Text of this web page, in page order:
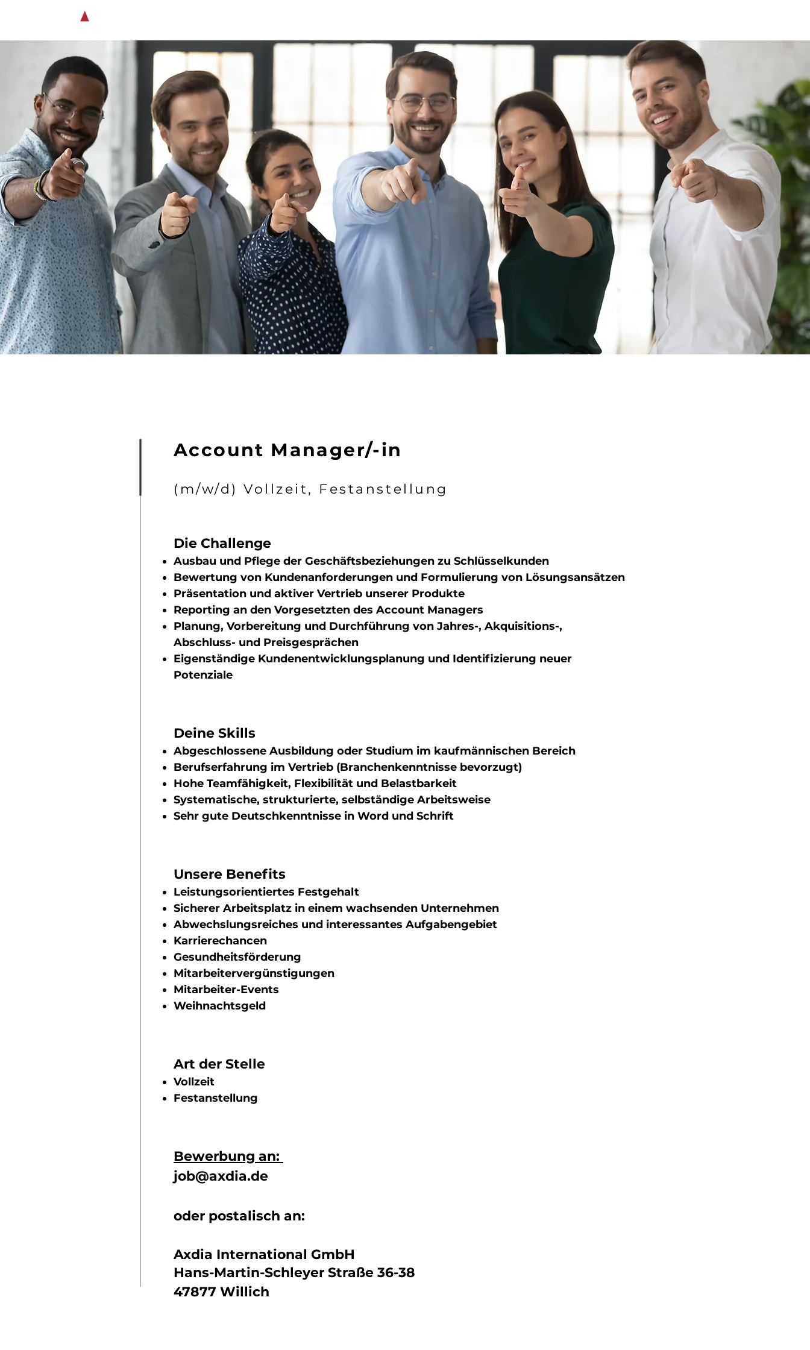
Account Manager/-in
(m/w/d) Vollzeit, Festanstellung
Die Challenge
Ausbau und Pflege der Geschäftsbeziehungen zu Schlüsselkunden
Bewertung von Kundenanforderungen und Formulierung von Lösungsansätzen
Präsentation und aktiver Vertrieb unserer Produkte
Reporting an den Vorgesetzten des Account Managers
Planung, Vorbereitung und Durchführung von Jahres-, Akquisitions-,
Abschluss- und Preisgesprächen
Eigenständige Kundenentwicklungsplanung und Identifizierung neuer
Potenziale
Deine Skills
Abgeschlossene Ausbildung oder Studium im kaufmännischen Bereich
Berufserfahrung im Vertrieb (Branchenkenntnisse bevorzugt)
Hohe Teamfähigkeit, Flexibilität und Belastbarkeit
Systematische, strukturierte, selbständige Arbeitsweise
Sehr gute Deutschkenntnisse in Word und Schrift
Unsere Benefits
Leistungsorientiertes Festgehalt
Sicherer Arbeitsplatz in einem wachsenden Unternehmen
Abwechslungsreiches und interessantes Aufgabengebiet
Karrierechancen
Gesundheitsförderung
Mitarbeitervergünstigungen
Mitarbeiter-Events
Weihnachtsgeld
Art der Stelle
Vollzeit
Festanstellung
Bewerbung an:
job@axdia.de
oder postalisch an:
Axdia International GmbH
Hans-Martin-Schleyer Straße 36-38
47877 Willich